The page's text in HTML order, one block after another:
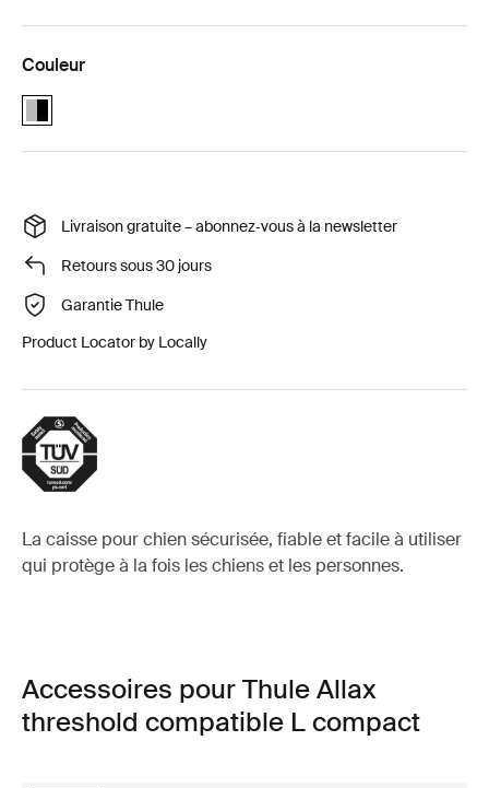
Couleur
Alu-Black (selected)
Livraison gratuite – abonnez‑vous à la newsletter
Retours sous 30 jours
Garantie Thule
Product Locator by Locally
La caisse pour chien sécurisée, fiable et facile à utiliser
qui protège à la fois les chiens et les personnes.
Accessoires pour Thule Allax
threshold compatible L compact